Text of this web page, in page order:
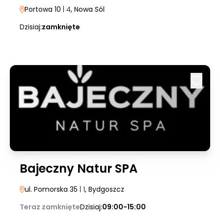
Portowa 10 | 4, Nowa Sól
Dzisiaj:zamknięte
Bajeczny Natur SPA
ul. Pomorska 35 | 1, Bydgoszcz
Teraz zamknięteDzisiaj:09:00-15:00